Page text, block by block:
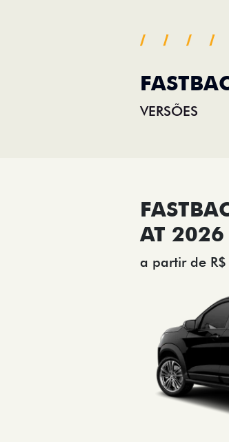
VERSÕES
AT 2026
a partir de